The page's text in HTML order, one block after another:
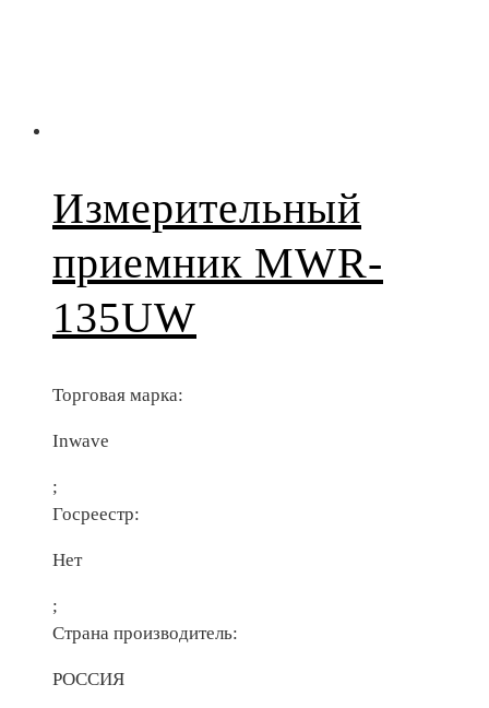
Измерительный
приемник MWR-
135UW
Торговая марка:
Inwave
;
Госреестр:
Нет
;
Страна производитель:
РОССИЯ